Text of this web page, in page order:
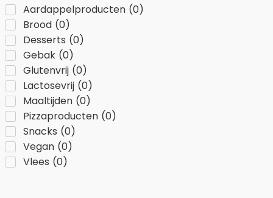
Aardappelproducten (0)
Brood (0)
Desserts (0)
Gebak (0)
Glutenvrij (0)
Lactosevrij (0)
Maaltijden (0)
Pizzaproducten (0)
Snacks (0)
Vegan (0)
Vlees (0)